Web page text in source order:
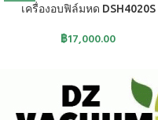
เครื่องอบฟิล์มหด DSH4020S
฿17,000.00